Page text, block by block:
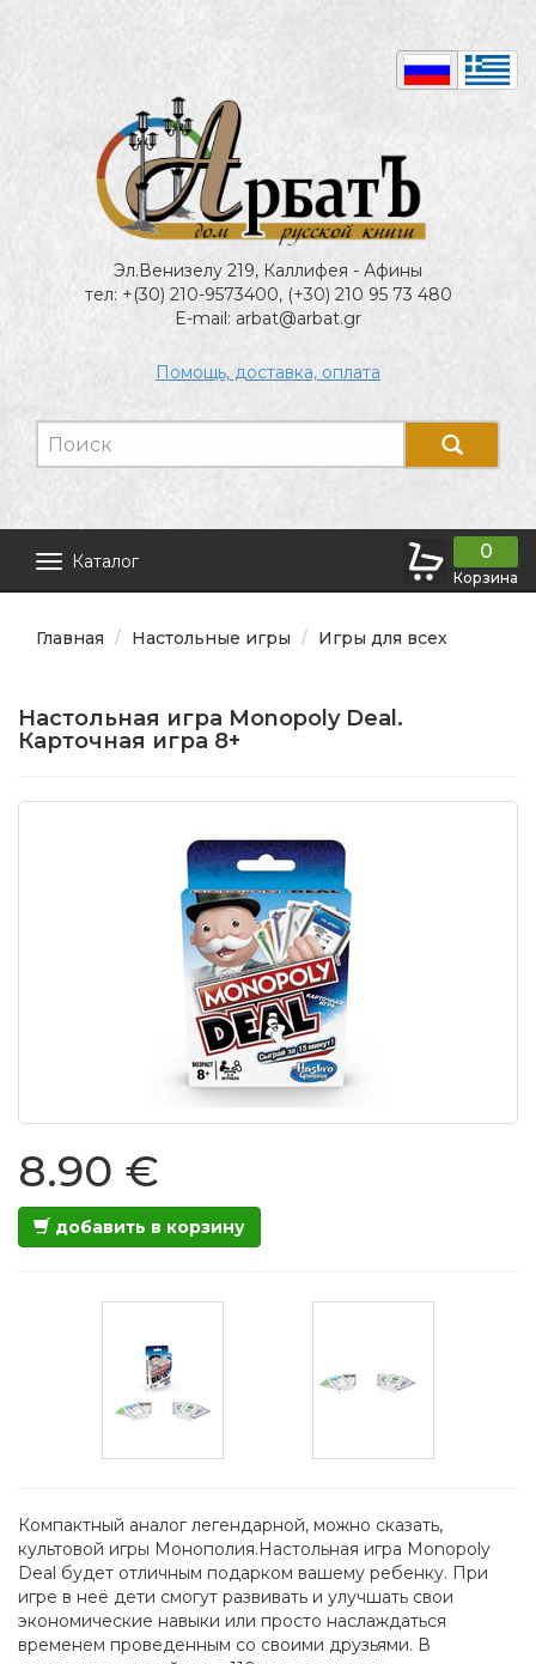
Эл.Венизелу 219, Каллифея - Афины
тел: +(30) 210-9573400, (+30) 210 95 73 480
E-mail: arbat@arbat.gr
Помощь, доставка, оплата
Каталог 0
Корзина
Главная Настольные игры Игры для всех
Настольная игра Monopoly Deal.
Карточная игра 8+
8.90 €
добавить в корзину
Компактный аналог легендарной, можно сказать,
культовой игры Монополия.Настольная игра Monopoly
Deal будет отличным подарком вашему ребенку. При
игре в неё дети смогут развивать и улучшать свои
экономические навыки или просто наслаждаться
временем проведенным со своими друзьями. В